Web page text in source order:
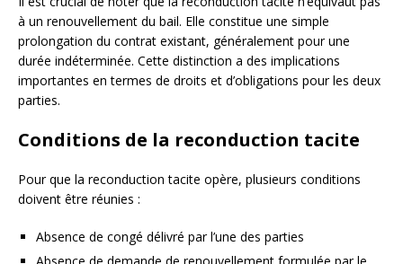
à un renouvellement du bail. Elle constitue une simple
prolongation du contrat existant, généralement pour une
durée indéterminée. Cette distinction a des implications
importantes en termes de droits et d’obligations pour les deux
parties.
Conditions de la reconduction tacite
Pour que la reconduction tacite opère, plusieurs conditions
doivent être réunies :
Absence de congé délivré par l’une des parties